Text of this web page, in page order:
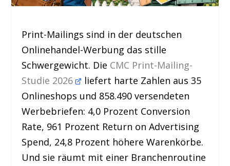
Print-Mailings sind in der deutschen
Onlinehandel-Werbung das stille
Schwergewicht. Die CMC Print-Mailing-
Studie 2026
liefert harte Zahlen aus 35
Onlineshops und 858.490 versendeten
Werbebriefen: 4,0 Prozent Conversion
Rate, 961 Prozent Return on Advertising
Spend, 24,8 Prozent höhere Warenkörbe.
Und sie räumt mit einer Branchenroutine